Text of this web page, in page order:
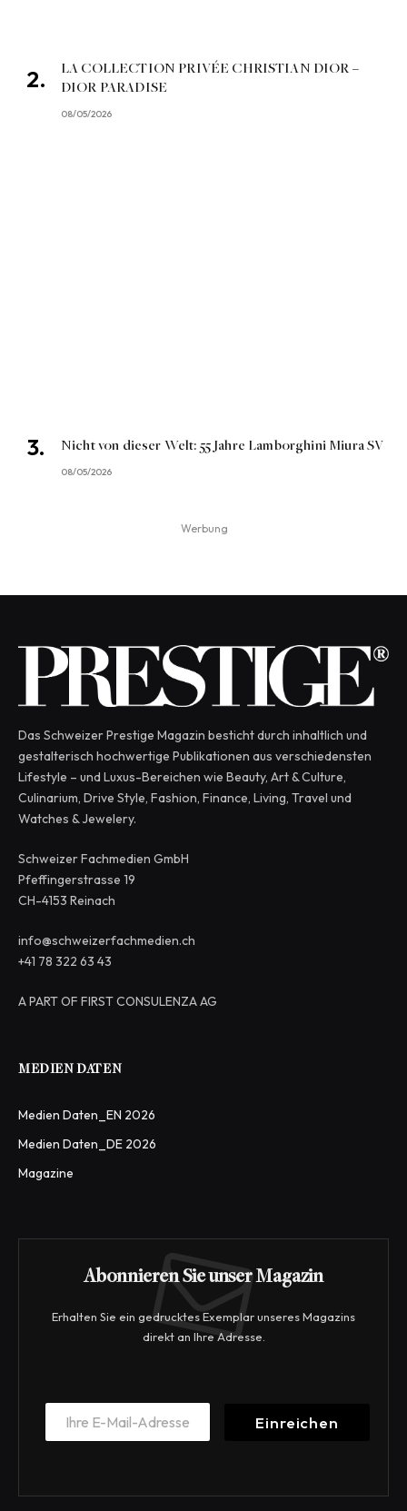
LA COLLECTION PRIVÉE CHRISTIAN DIOR –
DIOR PARADISE
08/05/2026
Nicht von dieser Welt: 55 Jahre Lamborghini Miura SV
08/05/2026
Werbung
Das Schweizer Prestige Magazin besticht durch inhaltlich und
gestalterisch hochwertige Publikationen aus verschiedensten
Lifestyle – und Luxus-Bereichen wie Beauty, Art & Culture,
Culinarium, Drive Style, Fashion, Finance, Living, Travel und
Watches & Jewelery.
Schweizer Fachmedien GmbH
Pfeffingerstrasse 19
CH-4153 Reinach
info@schweizerfachmedien.ch
+41 78 322 63 43
A PART OF FIRST CONSULENZA AG
MEDIEN DATEN
Medien Daten_EN 2026
Medien Daten_DE 2026
Magazine
Abonnieren Sie unser Magazin
Erhalten Sie ein gedrucktes Exemplar unseres Magazins
direkt an Ihre Adresse.
m
E
a
*
Einreichen